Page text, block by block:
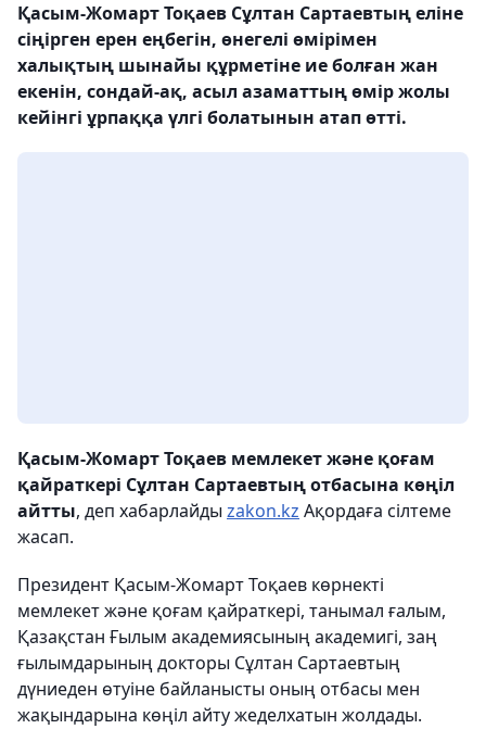
Қасым-Жомарт Тоқаев Сұлтан Сартаевтың еліне
сіңірген ерен еңбегін, өнегелі өмірімен
халықтың шынайы құрметіне ие болған жан
екенін, сондай-ақ, асыл азаматтың өмір жолы
кейінгі ұрпаққа үлгі болатынын атап өтті.
Қасым-Жомарт Тоқаев мемлекет және қоғам
қайраткері Сұлтан Сартаевтың отбасына көңіл
айтты, деп хабарлайды zakon.kz Ақордаға сілтеме
жасап.
Президент Қасым-Жомарт Тоқаев көрнекті
мемлекет және қоғам қайраткері, танымал ғалым,
Қазақстан Ғылым академиясының академигі, заң
ғылымдарының докторы Сұлтан Сартаевтың
дүниеден өтуіне байланысты оның отбасы мен
жақындарына көңіл айту жеделхатын жолдады.